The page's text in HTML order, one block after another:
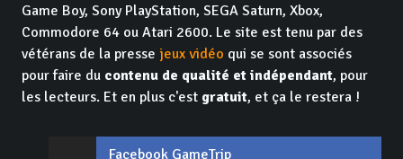
Game Boy, Sony PlayStation, SEGA Saturn, Xbox,
Commodore 64 ou Atari 2600. Le site est tenu par des
vétérans de la presse jeux vidéo qui se sont associés
pour faire du contenu de qualité et indépendant, pour
les lecteurs. Et en plus c'est gratuit, et ça le restera !
Facebook GameTrip